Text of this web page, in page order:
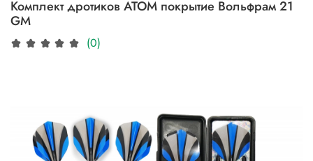
Комплект дротиков ATOM покрытие Вольфрам 21
GM
(0)